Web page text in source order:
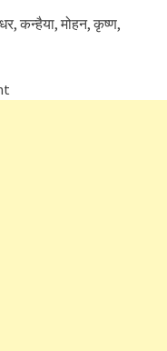
कन्हैया, मोहन, कृष्ण,